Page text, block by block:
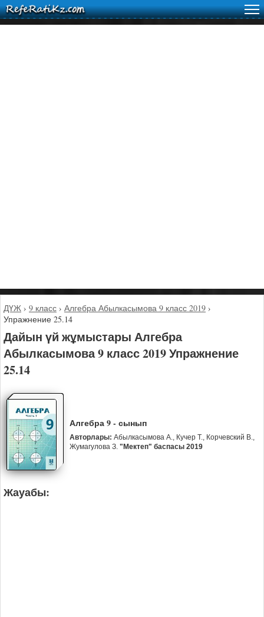
ДҮЖ › 9 класс › Алгебра Абылкасымова 9 класс 2019 ›
Упражнение 25.14
Дайын үй жұмыстары Алгебра
Абылкасымова 9 класс 2019 Упражнение
25.14
Алгебра 9 - сынып
Авторлары: Абылкасымова А., Кучер Т., Корчевский В.,
Жумагулова З. "Мектеп" баспасы 2019
Жауабы: